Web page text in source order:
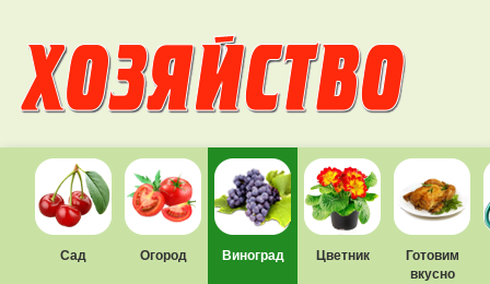
Сад Огород Виноград Цветник
Готовим
вкусно